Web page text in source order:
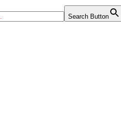
Search Button